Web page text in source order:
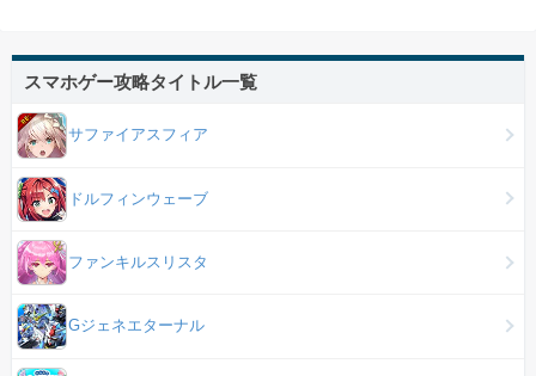
スマホゲー攻略タイトル一覧
サファイアスフィア
ドルフィンウェーブ
ファンキルスリスタ
Gジェネエターナル